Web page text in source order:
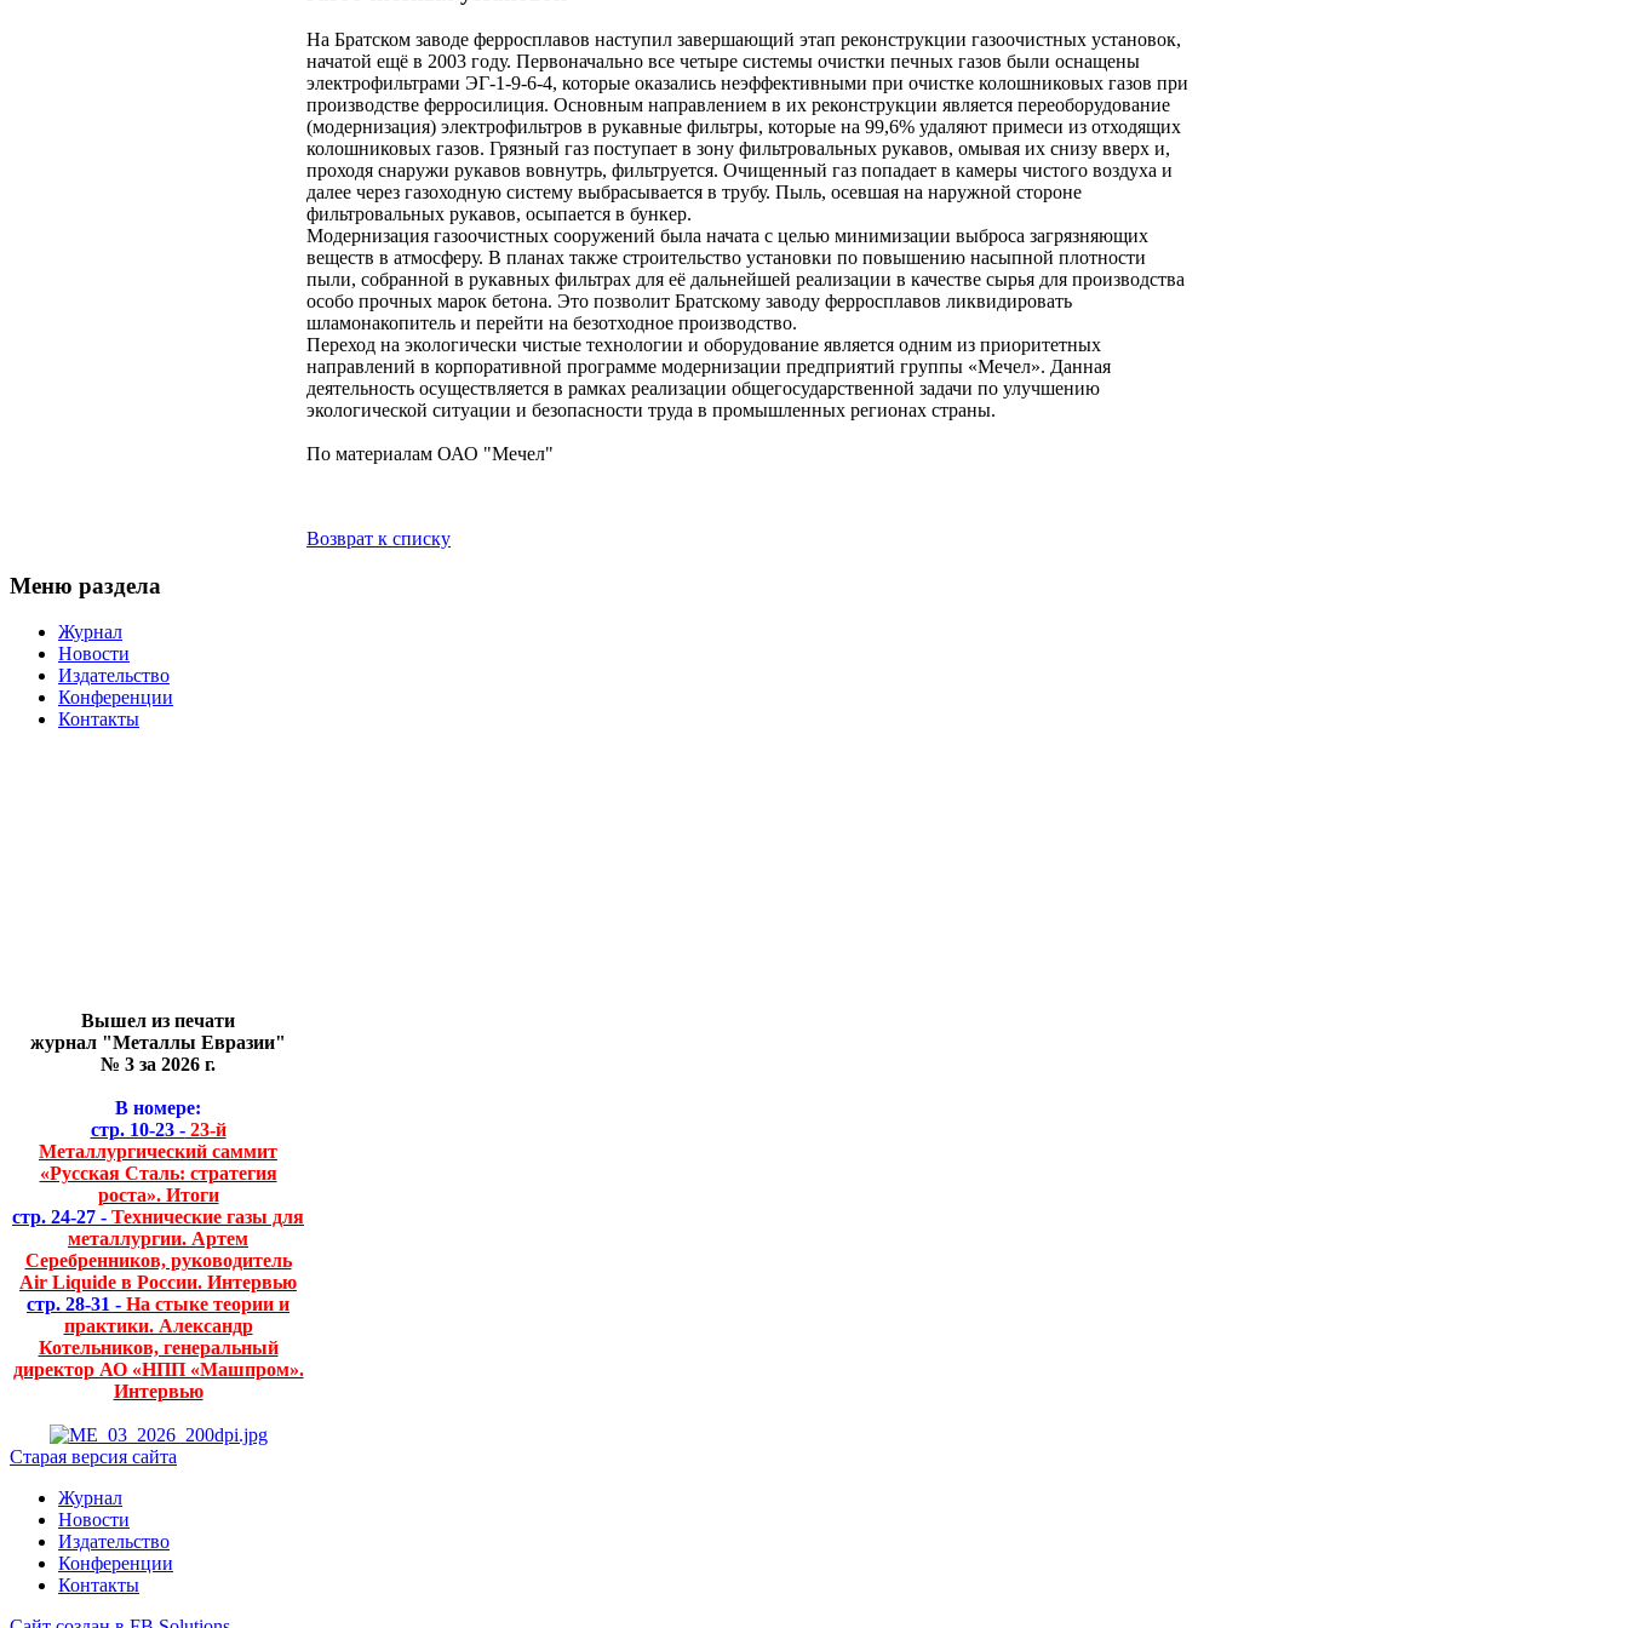
На Братском заводе ферросплавов наступил завершающий этап реконструкции газоочистных установок,
начатой ещё в 2003 году. Первоначально все четыре системы очистки печных газов были оснащены
электрофильтрами ЭГ-1-9-6-4, которые оказались неэффективными при очистке колошниковых газов при
производстве ферросилиция. Основным направлением в их реконструкции является переоборудование
(модернизация) электрофильтров в рукавные фильтры, которые на 99,6% удаляют примеси из отходящих
колошниковых газов. Грязный газ поступает в зону фильтровальных рукавов, омывая их снизу вверх и,
проходя снаружи рукавов вовнутрь, фильтруется. Очищенный газ попадает в камеры чистого воздуха и
далее через газоходную систему выбрасывается в трубу. Пыль, осевшая на наружной стороне
фильтровальных рукавов, осыпается в бункер.
Модернизация газоочистных сооружений была начата с целью минимизации выброса загрязняющих
веществ в атмосферу. В планах также строительство установки по повышению насыпной плотности
пыли, собранной в рукавных фильтрах для её дальнейшей реализации в качестве сырья для производства
особо прочных марок бетона. Это позволит Братскому заводу ферросплавов ликвидировать
шламонакопитель и перейти на безотходное производство.
Переход на экологически чистые технологии и оборудование является одним из приоритетных
направлений в корпоративной программе модернизации предприятий группы «Мечел». Данная
деятельность осуществляется в рамках реализации общегосударственной задачи по улучшению
экологической ситуации и безопасности труда в промышленных регионах страны.
По материалам ОАО "Мечел"
Возврат к списку
Меню раздела
Журнал
Новости
Издательство
Конференции
Контакты
Вышел из печати
журнал "Металлы Евразии"
№ 3 за 2026 г.
В номере:
стр. 10-23 -23-й
Металлургический саммит
«Русская Сталь: стратегия
роста». Итоги
стр. 24-27 - Технические газы для
металлургии. Артем
Серебренников, руководитель
Air Liquide в России. Интервью
стр. 28-31 - На стыке теории и
практики. Александр
Котельников, генеральный
директор АО «НПП «Машпром».
Интервью
Старая версия сайта
Журнал
Новости
Издательство
Конференции
Контакты